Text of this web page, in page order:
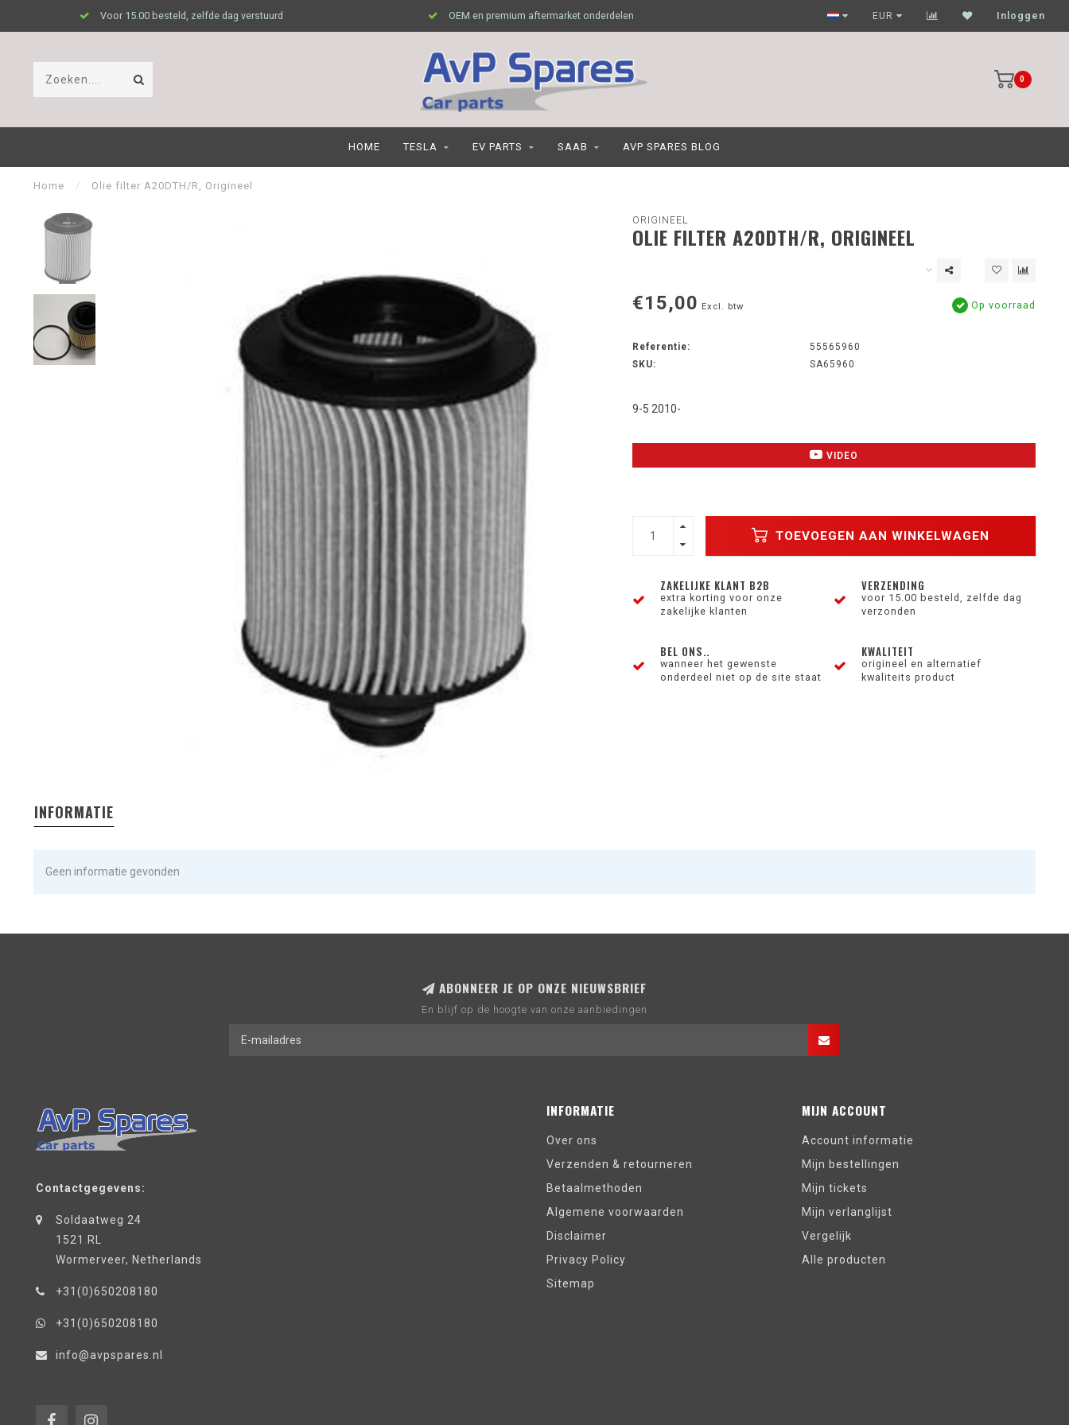
Voor 15.00 besteld, zelfde dag verstuurd OEM en premium aftermarket onderdelen Garagehouders nog scherpere prijzen
EUR Inloggen
0
HOME TESLA EV PARTS SAAB AVP SPARES BLOG
Home / Olie filter A20DTH/R, Origineel
ORIGINEEL
OLIE FILTER A20DTH/R, ORIGINEEL
€15,00 Excl. btw Op voorraad
Referentie:
55565960
SKU:
SA65960
9-5 2010-
VIDEO
TOEVOEGEN AAN WINKELWAGEN
ZAKELIJKE KLANT B2B
extra korting voor onze
zakelijke klanten
VERZENDING
voor 15.00 besteld, zelfde dag
verzonden
BEL ONS..
wanneer het gewenste
onderdeel niet op de site staat
KWALITEIT
origineel en alternatief
kwaliteits product
INFORMATIE
Geen informatie gevonden
ABONNEER JE OP ONZE NIEUWSBRIEF
En blijf op de hoogte van onze aanbiedingen
Contactgegevens:
Soldaatweg 24
1521 RL
Wormerveer, Netherlands
+31(0)650208180
+31(0)650208180
info@avpspares.nl
INFORMATIE
Over ons
Verzenden & retourneren
Betaalmethoden
Algemene voorwaarden
Disclaimer
Privacy Policy
Sitemap
MIJN ACCOUNT
Account informatie
Mijn bestellingen
Mijn tickets
Mijn verlanglijst
Vergelijk
Alle producten